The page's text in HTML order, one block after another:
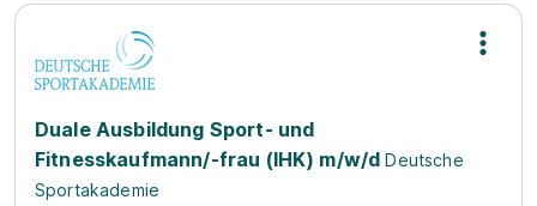
Duale Ausbildung Sport- und
Fitnesskaufmann/-frau (IHK) m/w/d Deutsche
Sportakademie